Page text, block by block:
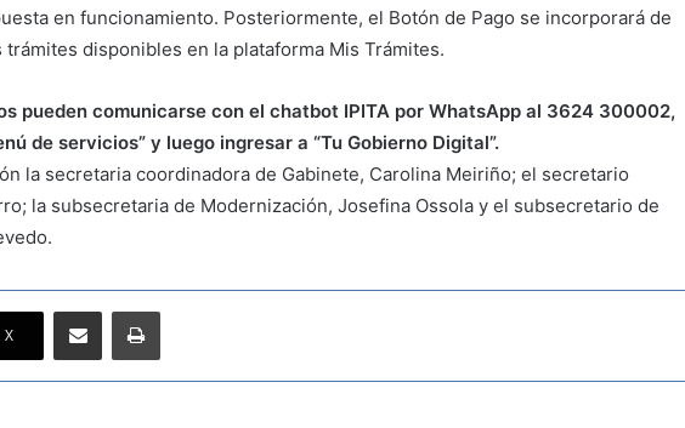
en funcionamiento. Posteriormente, el Botón de Pago se incorporará de
disponibles en la plataforma Mis Trámites.
pueden comunicarse con el chatbot IPITA por WhatsApp al 3624 300002,
de servicios” y luego ingresar a “Tu Gobierno Digital”.
la secretaria coordinadora de Gabinete, Carolina Meiriño; el secretario
la subsecretaria de Modernización, Josefina Ossola y el subsecretario de
X